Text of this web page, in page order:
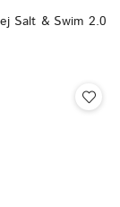
Salt & Swim 2.0